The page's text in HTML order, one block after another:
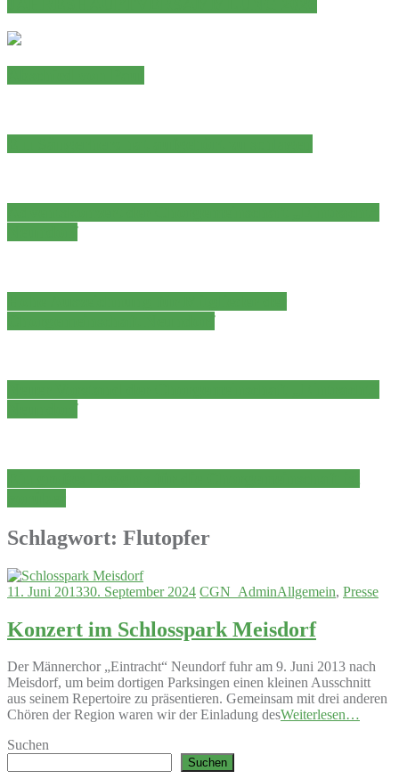
Schlagwort: Flutopfer
11. Juni 201330. September 2024 CGN_AdminAllgemein, Presse
Konzert im Schlosspark Meisdorf
Der Männerchor „Eintracht“ Neundorf fuhr am 9. Juni 2013 nach
Meisdorf, um beim dortigen Parksingen einen kleinen Ausschnitt
aus seinem Repertoire zu präsentieren. Gemeinsam mit drei anderen
Chören der Region waren wir der Einladung desWeiterlesen…
Suchen
Suchen